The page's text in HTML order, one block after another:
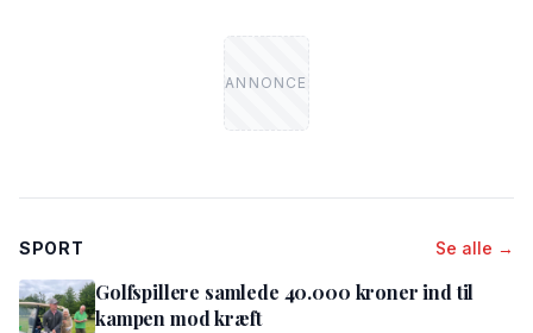
SPORT Se alle →
Golfspillere samlede 40.000 kroner ind til
kampen mod kræft